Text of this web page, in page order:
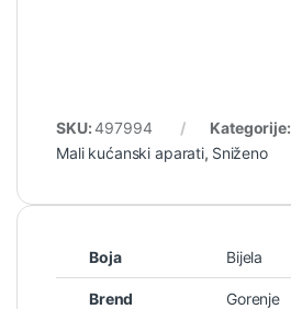
SKU:497994 Kategorije:
Mali kućanski aparati, Sniženo
Boja Bijela
Brend Gorenje